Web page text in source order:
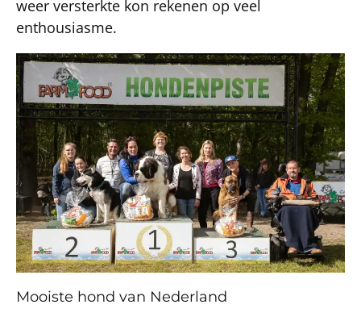
weer versterkte kon rekenen op veel
enthousiasme.
Mooiste hond van Nederland